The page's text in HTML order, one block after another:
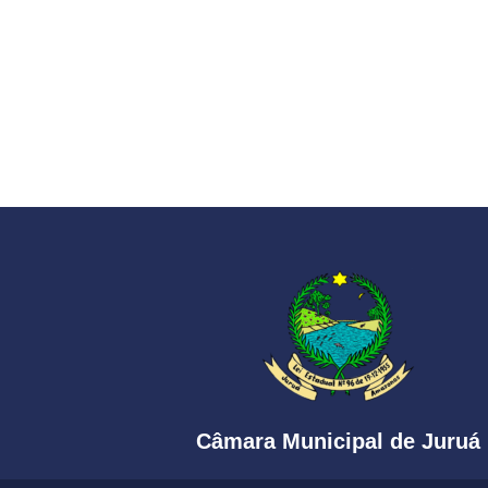
Câmara Municipal de Juruá